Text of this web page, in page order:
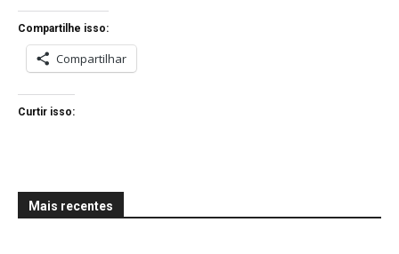
Compartilhe isso:
Compartilhar
Curtir isso:
Mais recentes